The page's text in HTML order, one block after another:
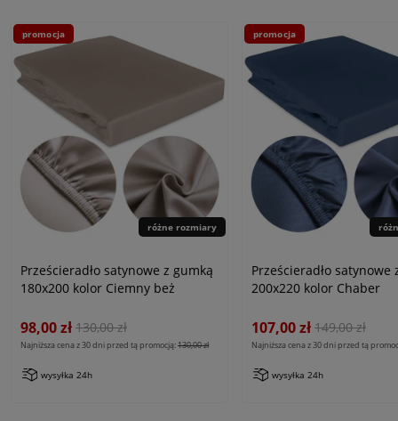
różne rozmiary
Prześcieradło satynowe z gumką
180x200 kolor Ciemny beż
98,00 zł 130,00 zł
Najniższa cena z 30 dni przed tą promocją:130,00 zł
wysyłka 24h
promocja
Prześcieradło satynowe
200x220 kolor Chaber
107,00 zł 149,00 zł
Najniższa cena z 30 dni przed tą
wysyłka 24h
promocja